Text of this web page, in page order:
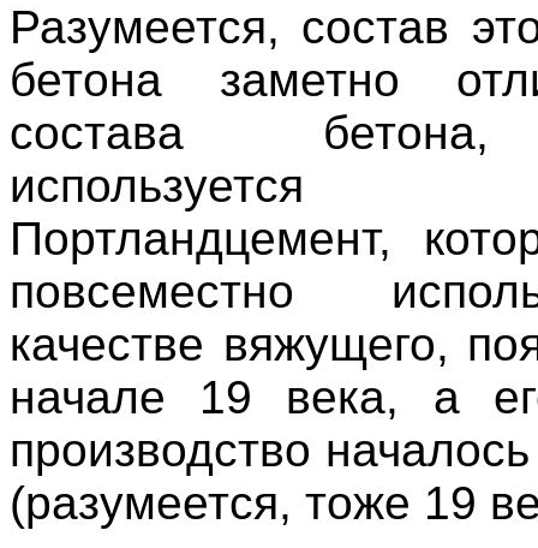
Разумеется, состав
бетона заметно
состава
используется
Портландцемент,
повсеместно
качестве вяжущего,
начале 19 века, а
производство
(разумеется, тоже 19